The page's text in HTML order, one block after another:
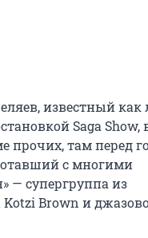
известный как
Saga Show,
прочих, там перед
с многими
— супергруппа из
Kotzi Brown и